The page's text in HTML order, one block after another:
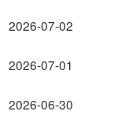
2026-07-02
2026-07-01
2026-06-30